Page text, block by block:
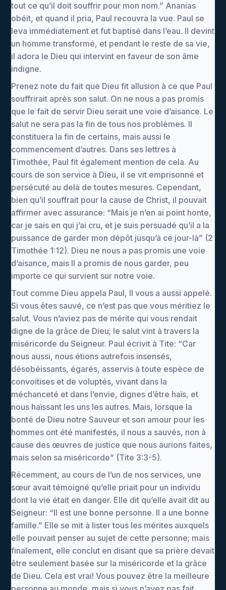
tout ce qu’il doit souffrir pour mon nom.” Ananias
obéit, et quand il pria, Paul recouvra la vue. Paul se
leva immédiatement et fut baptisé dans l’eau. Il devint
un homme transformé, et pendant le reste de sa vie,
il adora le Dieu qui intervint en faveur de son âme
indigne.
Prenez note du fait que Dieu fit allusion à ce que Paul
souffrirait après son salut. On ne nous a pas promis
que le fait de servir Dieu serait une voie d’aisance. Le
salut ne sera pas la fin de tous nos problèmes. Il
constituera la fin de certains, mais aussi le
commencement d’autres. Dans ses lettres à
Timothée, Paul fit également mention de cela. Au
cours de son service à Dieu, il se vit emprisonné et
persécuté au delà de toutes mesures. Cependant,
bien qu’il souffrait pour la cause de Christ, il pouvait
affirmer avec assurance: “Mais je n’en ai point honte,
car je sais en qui j’ai cru, et je suis persuadé qu’il a la
puissance de garder mon dépôt jusqu’à ce jour-là” (2
Timothée 1:12). Dieu ne nous a pas promis une voie
d’aisance, mais Il a promis de nous garder, peu
importe ce qui survient sur notre voie.
Tout comme Dieu appela Paul, Il vous a aussi appelé.
Si vous êtes sauvé, ce n’est pas que vous méritiez le
salut. Vous n’aviez pas de mérite qui vous rendait
digne de la grâce de Dieu; le salut vint à travers la
miséricorde du Seigneur. Paul écrivit à Tite: “Car
nous aussi, nous étions autrefois insensés,
désobéissants, égarés, asservis à toute espèce de
convoitises et de voluptés, vivant dans la
méchanceté et dans l’envie, dignes d’être haïs, et
nous haïssant les uns les autres. Mais, lorsque la
bonté de Dieu notre Sauveur et son amour pour les
hommes ont été manifestés, il nous a sauvés, non à
cause des œuvres de justice que nous aurions faites,
mais selon sa miséricorde” (Tite 3:3-5).
Récemment, au cours de l’un de nos services, une
sœur avait témoigné qu’elle priait pour un individu
dont la vie était en danger. Elle dit qu’elle avait dit au
Seigneur: “Il est une bonne personne. Il a une bonne
famille.” Elle se mit à lister tous les mérites auxquels
elle pouvait penser au sujet de cette personne; mais
finalement, elle conclut en disant que sa prière devait
être seulement basée sur la miséricorde et la grâce
de Dieu. Cela est vrai! Vous pouvez être la meilleure